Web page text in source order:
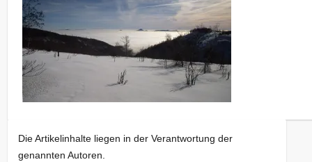
Die Artikelinhalte liegen in der Verantwortung der
genannten Autoren.